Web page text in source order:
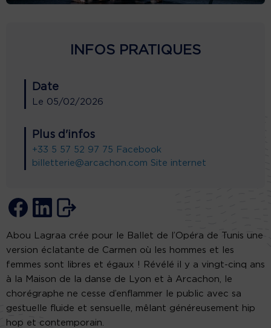
INFOS PRATIQUES
Date
Le 05/02/2026
Plus d'infos
+33 5 57 52 97 75 Facebook
billetterie@arcachon.com Site internet
Abou Lagraa crée pour le Ballet de l’Opéra de Tunis une
version éclatante de Carmen où les hommes et les
femmes sont libres et égaux ! Révélé il y a vingt-cinq ans
à la Maison de la danse de Lyon et à Arcachon, le
chorégraphe ne cesse d’enflammer le public avec sa
gestuelle fluide et sensuelle, mêlant généreusement hip
hop et contemporain.